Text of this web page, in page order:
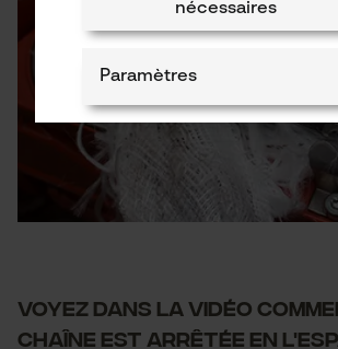
VOYEZ DANS LA VIDÉO
CHAÎNE EST ARRÊTÉE EN
nécessaires
Paramètres
Cookies nécessaires
Vérifier linstallation de